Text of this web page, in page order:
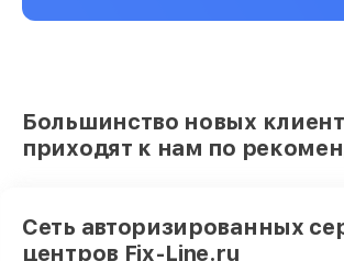
Большинство новых
приходят к нам по
Сеть авторизированных
центров Fix-Line.ru